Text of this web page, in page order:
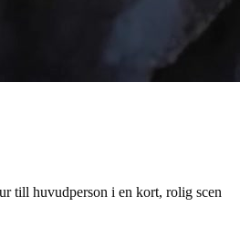
till huvudperson i en kort, rolig scen